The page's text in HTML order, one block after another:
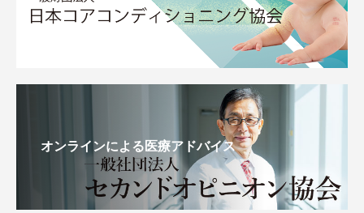
オンラインによる医療アドバイス